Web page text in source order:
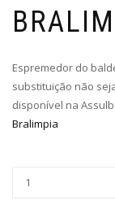
Espremedor do
substituição não
disponível na
Bralimpia